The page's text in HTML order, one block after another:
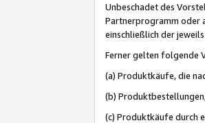
Unbeschadet des
Partnerprogramm oder
einschließlich der
Ferner gelten folgende
(a) Produktkäufe, die
(b)
(c) Produktkäufe durch